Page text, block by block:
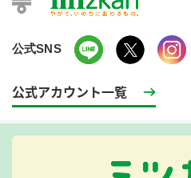
公式SNS
公式アカウント一覧